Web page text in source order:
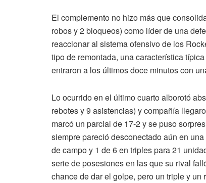
El complemento no hizo más que
robos y 2 bloqueos) como líder de una
reaccionar al sistema ofensivo de los
tipo de remontada, una característica
entraron a los últimos doce minutos con
Lo ocurrido en el último cuarto alborotó
rebotes y 9 asistencias) y compañía
marcó un parcial de 17-2 y se puso
siempre pareció desconectado aún en
de campo y 1 de 6 en triples para 21
serie de posesiones en las que su rival
chance de dar el golpe, pero un triple y